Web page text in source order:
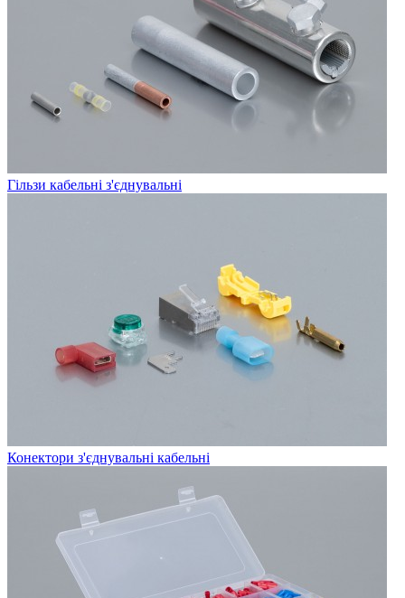
Гільзи кабельні з'єднувальні
Конектори з'єднувальні кабельні